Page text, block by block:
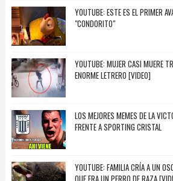
YOUTUBE: ESTE ES EL PRIMER
"CONDORITO"
YOUTUBE: MUJER CASI MUERE
ENORME LETRERO [VIDEO]
LOS MEJORES MEMES DE LA
FRENTE A SPORTING CRISTAL
YOUTUBE: FAMILIA CRÍA A UN